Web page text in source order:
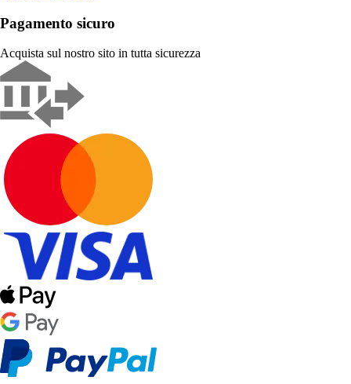
Pagamento sicuro
Acquista sul nostro sito in tutta sicurezza